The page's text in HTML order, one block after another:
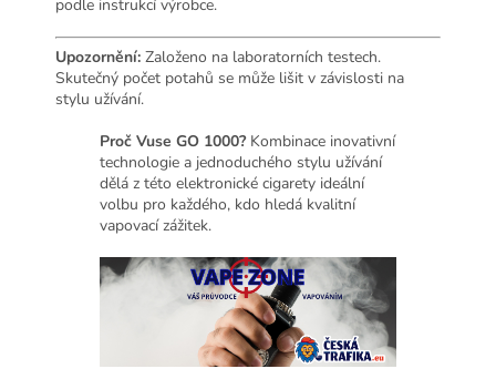
podle instrukcí výrobce.
Upozornění: Založeno na laboratorních testech.
Skutečný počet potahů se může lišit v závislosti na
stylu užívání.
Proč Vuse GO 1000?Kombinace inovativní
technologie a jednoduchého stylu užívání
dělá z této elektronické cigarety ideální
volbu pro každého, kdo hledá kvalitní
vapovací zážitek.